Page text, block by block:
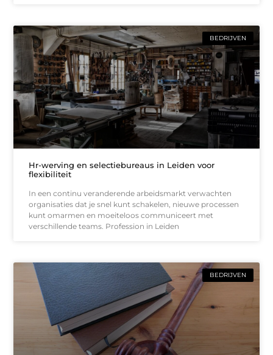
BEDRIJVEN
Hr-werving en selectiebureaus in Leiden voor
flexibiliteit
In een continu veranderende arbeidsmarkt verwachten
organisaties dat je snel kunt schakelen, nieuwe processen
kunt omarmen en moeiteloos communiceert met
verschillende teams. Profession in Leiden
BEDRIJVEN